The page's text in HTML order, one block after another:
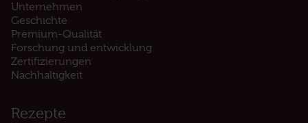
Unternehmen
Geschichte
Premium-Qualität
Forschung und entwicklung
Zertifizierungen
Nachhaltigkeit
Rezepte